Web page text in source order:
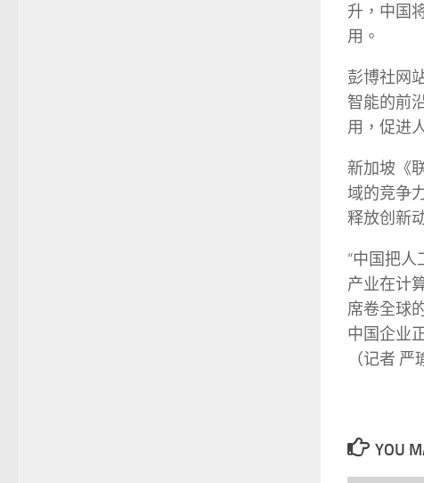
升，中国
用。
彭博社网
智能的前
用，促进
新加坡《
域的竞争
释放创新
“中国把
产业在计
席卷全球
中国企业
（记者 严
YOU